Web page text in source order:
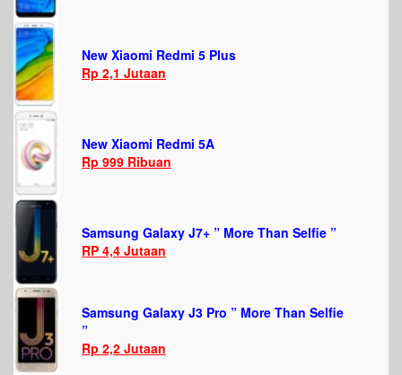
New Xiaomi Redmi 5 Plus
Rp 2,1 Jutaan
New Xiaomi Redmi 5A
Rp 999 Ribuan
Samsung Galaxy J7+ ” More Than Selfie ”
RP 4,4 Jutaan
Samsung Galaxy J3 Pro ” More Than Selfie
”
Rp 2,2 Jutaan